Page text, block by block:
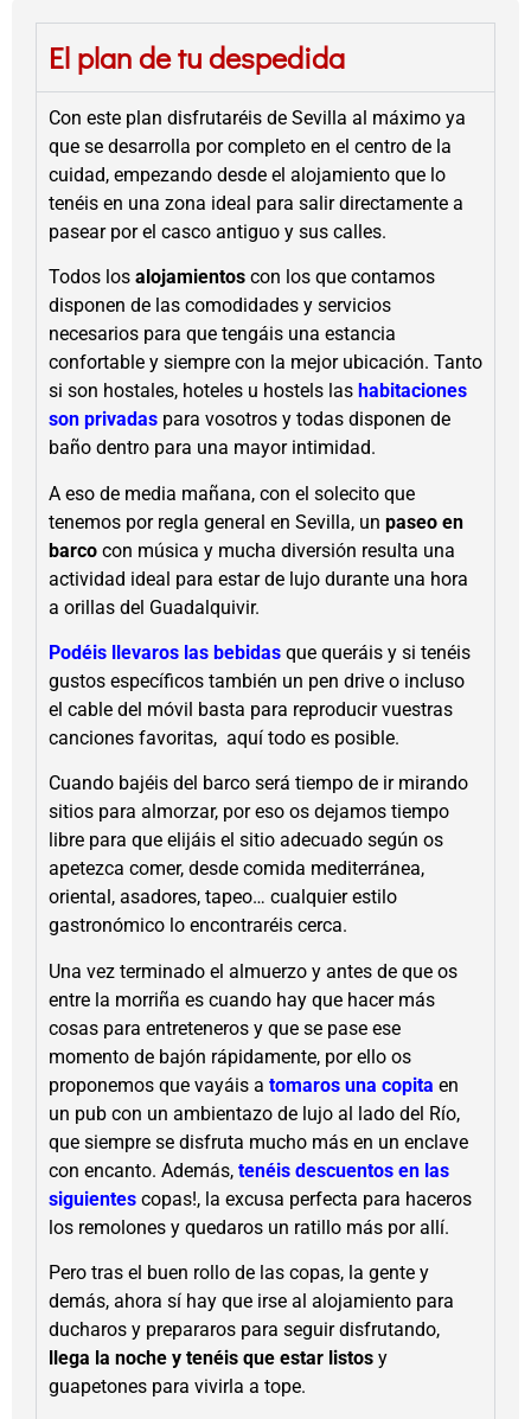
El plan de tu despedida
Con este plan disfrutaréis de Sevilla al máximo ya
que se desarrolla por completo en el centro de la
cuidad, empezando desde el alojamiento que lo
tenéis en una zona ideal para salir directamente a
pasear por el casco antiguo y sus calles.
Todos los alojamientos con los que contamos
disponen de las comodidades y servicios
necesarios para que tengáis una estancia
confortable y siempre con la mejor ubicación. Tanto
si son hostales, hoteles u hostels las habitaciones
son privadas para vosotros y todas disponen de
baño dentro para una mayor intimidad.
A eso de media mañana, con el solecito que
tenemos por regla general en Sevilla, un paseo en
barco con música y mucha diversión resulta una
actividad ideal para estar de lujo durante una hora
a orillas del Guadalquivir.
Podéis llevaros las bebidas que queráis y si tenéis
gustos específicos también un pen drive o incluso
el cable del móvil basta para reproducir vuestras
canciones favoritas, aquí todo es posible.
Cuando bajéis del barco será tiempo de ir mirando
sitios para almorzar, por eso os dejamos tiempo
libre para que elijáis el sitio adecuado según os
apetezca comer, desde comida mediterránea,
oriental, asadores, tapeo… cualquier estilo
gastronómico lo encontraréis cerca.
Una vez terminado el almuerzo y antes de que os
entre la morriña es cuando hay que hacer más
cosas para entreteneros y que se pase ese
momento de bajón rápidamente, por ello os
proponemos que vayáis a tomaros una copita en
un pub con un ambientazo de lujo al lado del Río,
que siempre se disfruta mucho más en un enclave
con encanto. Además, tenéis descuentos en las
siguientes copas!, la excusa perfecta para haceros
los remolones y quedaros un ratillo más por allí.
Pero tras el buen rollo de las copas, la gente y
demás, ahora sí hay que irse al alojamiento para
ducharos y prepararos para seguir disfrutando,
llega la noche y tenéis que estar listos y
guapetones para vivirla a tope.